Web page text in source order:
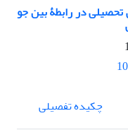
در رابطۀ بین جو
چکیده تفصیلی